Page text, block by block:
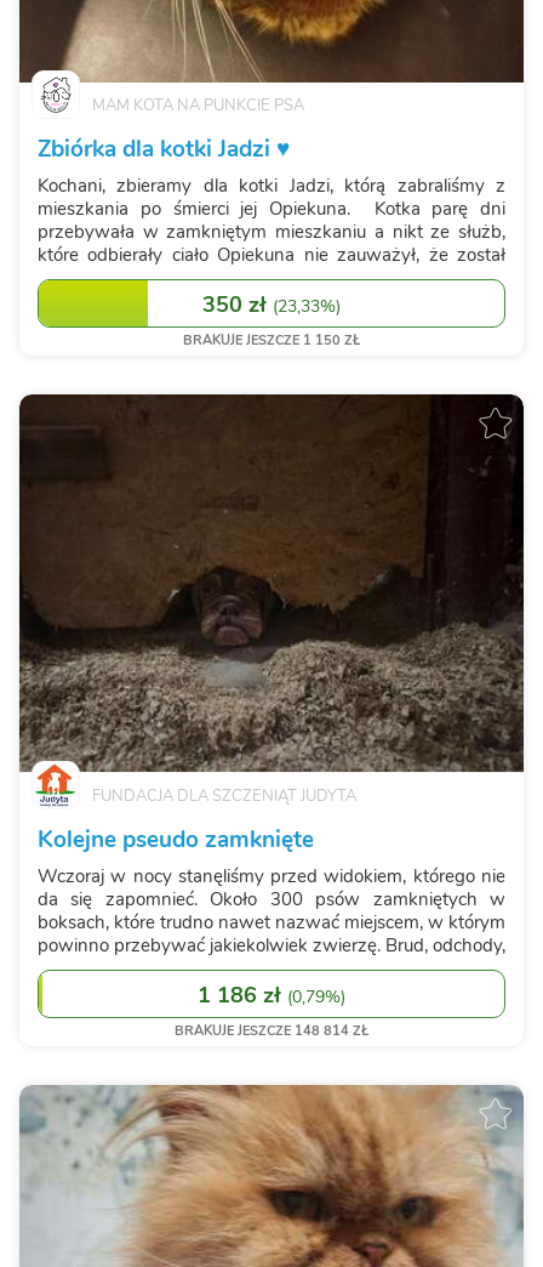
MAM KOTA NA PUNKCIE PSA
Zbiórka dla kotki Jadzi ♥️
Kochani, zbieramy dla kotki Jadzi, którą zabraliśmy z
mieszkania po śmierci jej Opiekuna. Kotka parę dni
przebywała w zamkniętym mieszkaniu a nikt ze służb,
które odbierały ciało Opiekuna nie zauważył, że został
kot. Został odnaleziony przez Firmę, która sprzątała
dzisiaj mieszkanie, był za...
350 zł (23,33%)
BRAKUJE JESZCZE 1 150 ZŁ
FUNDACJA DLA SZCZENIĄT JUDYTA
Kolejne pseudo zamknięte
Wczoraj w nocy stanęliśmy przed widokiem, którego nie
da się zapomnieć. Około 300 psów zamkniętych w
boksach, które trudno nawet nazwać miejscem, w którym
powinno przebywać jakiekolwiek zwierzę. Brud, odchody,
smród i psy, które zamiast normalnego życia znały tylko
kraty i rozmnażanie. To miała b...
1 186 zł (0,79%)
BRAKUJE JESZCZE 148 814 ZŁ